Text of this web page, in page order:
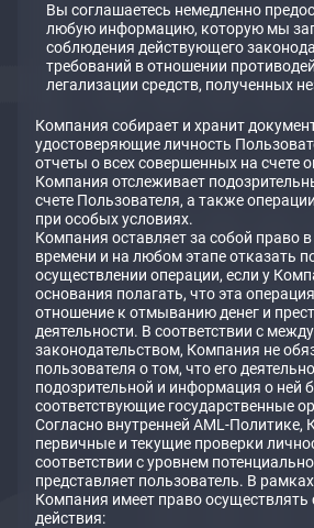
Вы соглашаетесь немедленно
любую информацию, которую мы
соблюдения действующего
требований в отношении
легализации средств, полученных
Компания собирает и хранит
удостоверяющие личность
отчеты о всех совершенных на счете
Компания отслеживает
счете Пользователя, а также
при особых условиях.
Компания оставляет за собой право
времени и на любом этапе отказать
осуществлении операции, если у
основания полагать, что эта
отношение к отмыванию денег и
деятельности. В соответствии с
законодательством, Компания не
пользователя о том, что его
подозрительной и информация о ней
соответствующие государственные
Согласно внутренней AML-Политике,
первичные и текущие проверки
соответствии с уровнем
представляет пользователь. В
Компания имеет право
действия: